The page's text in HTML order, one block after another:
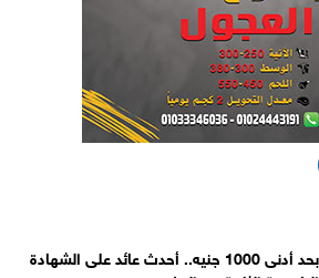
بحد أدنى 1000 جنيه.. أحدث عائد على الشهادة